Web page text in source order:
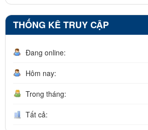
THỐNG KÊ TRUY CẬP
Đang online:
Hôm nay:
Trong tháng:
Tất cả: